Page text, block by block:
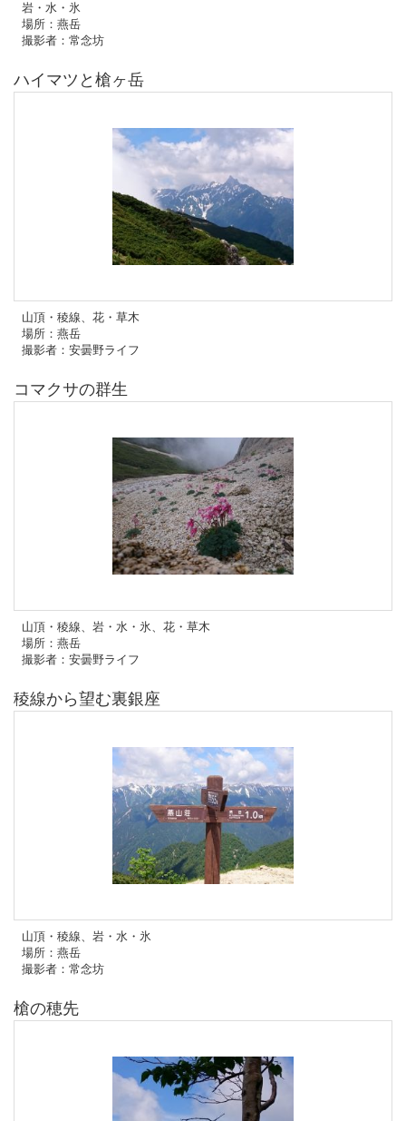
岩・水・氷
場所：燕岳
撮影者：常念坊
ハイマツと槍ヶ岳
山頂・稜線、花・草木
場所：燕岳
撮影者：安曇野ライフ
コマクサの群生
山頂・稜線、岩・水・氷、花・草木
場所：燕岳
撮影者：安曇野ライフ
稜線から望む裏銀座
山頂・稜線、岩・水・氷
場所：燕岳
撮影者：常念坊
槍の穂先